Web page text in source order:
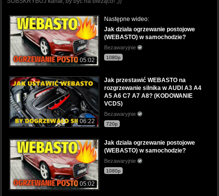
05:02
Następne wideo:
Jak działa ogrzewanie postojowe
(WEBASTO) w samochodzie?
Bezawaryjnie
1080p
06:22
Jak przestawić WEBASTO na
rozgrzewanie silnika w AUDI A3 A4
A5 A6 C7 A7 A8? (KODOWANIE
VCDS)
Bezawaryjnie
720p
05:02
Jak działa ogrzewanie postojowe
(WEBASTO) w samochodzie?
Bezawaryjnie
1080p